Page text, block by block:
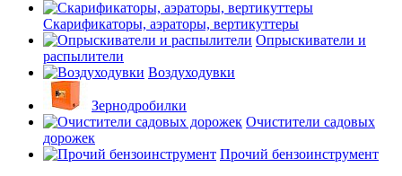
Скарификаторы, аэраторы, вертикуттеры
Опрыскиватели и
распылители
Воздуходувки
Зернодробилки
Очистители садовых
дорожек
Прочий бензоинструмент